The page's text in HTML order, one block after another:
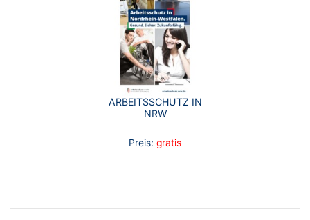
ARBEITSSCHUTZ IN
NRW
Preis: gratis